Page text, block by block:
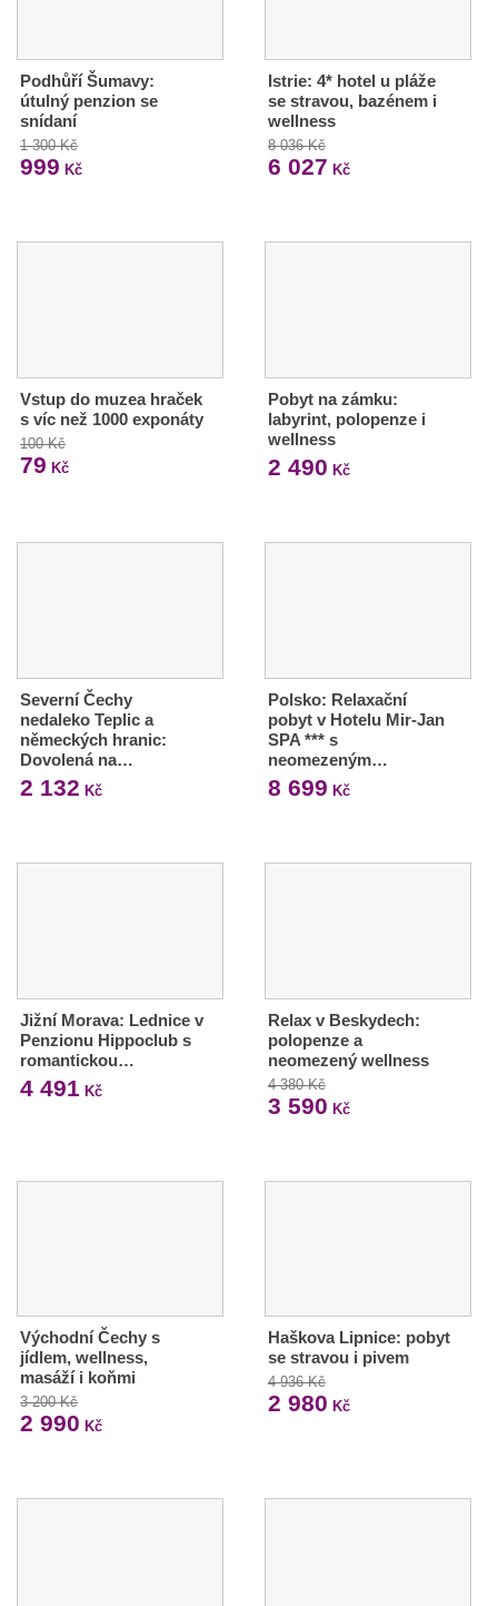
Podhůří Šumavy:
útulný penzion se
snídaní
1 300 Kč
999 Kč
Istrie: 4* hotel u pláže
se stravou, bazénem i
wellness
8 036 Kč
6 027 Kč
Vstup do muzea hraček
s víc než 1000 exponáty
100 Kč
79 Kč
Pobyt na zámku:
labyrint, polopenze i
wellness
2 490 Kč
Severní Čechy
nedaleko Teplic a
německých hranic:
Dovolená na…
2 132 Kč
Polsko: Relaxační
pobyt v Hotelu Mir-Jan
SPA *** s
neomezeným…
8 699 Kč
Jižní Morava: Lednice v
Penzionu Hippoclub s
romantickou…
4 491 Kč
Relax v Beskydech:
polopenze a
neomezený wellness
4 380 Kč
3 590 Kč
Východní Čechy s
jídlem, wellness,
masáží i koňmi
3 200 Kč
2 990 Kč
Haškova Lipnice: pobyt
se stravou i pivem
4 936 Kč
2 980 Kč